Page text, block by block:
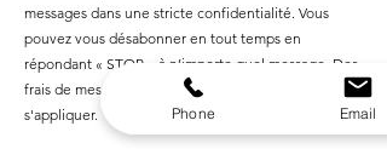
messages dans une stricte confidentialité. Vous
pouvez vous désabonner en tout temps en
répondant « STOP » à n’importe quel message. Des
frais de messagerie et de données peuvent
s'appliquer.
Phone Email